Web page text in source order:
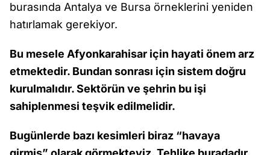
burasında Antalya ve Bursa örneklerini yeniden
hatırlamak gerekiyor.
Bu mesele Afyonkarahisar için hayati önem arz
etmektedir. Bundan sonrası için sistem doğru
kurulmalıdır. Sektörün ve şehrin bu işi
sahiplenmesi teşvik edilmelidir.
Bugünlerde bazı kesimleri biraz “havaya